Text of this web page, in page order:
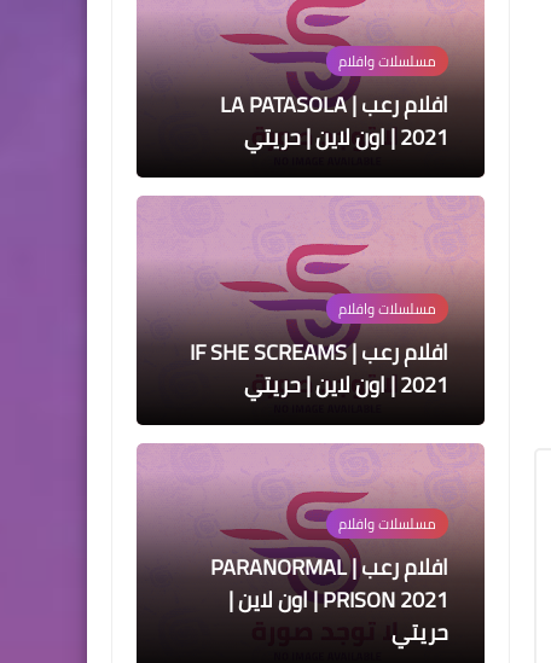
مسلسلات وافلام
افلام رعب | LA PATASOLA
2021 | اون لاين | حريتي
مسلسلات وافلام
افلام رعب | IF SHE SCREAMS
2021 | اون لاين | حريتي
مسلسلات وافلام
افلام رعب | PARANORMAL
PRISON 2021 | اون لاين |
حريتي